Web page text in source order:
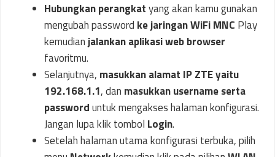
Hubungkan perangkatyang akan kamu gunakan
mengubah password ke jaringan WiFi MNC Play
kemudianjalankan aplikasi web browser
favoritmu.
Selanjutnya, masukkan alamat IP ZTE yaitu
192.168.1.1, dan masukkan username serta
passworduntuk mengakses halaman konfigurasi.
Jangan lupa klik tombol Login.
Setelah halaman utama konfigurasi terbuka, pilih